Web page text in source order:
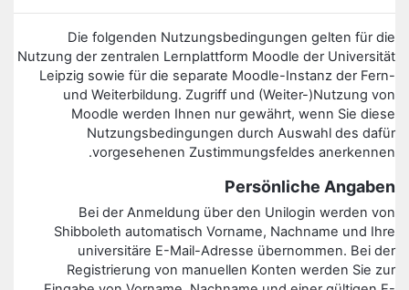
Die folgenden Nutzungsbedingungen gelten für die
Nutzung der zentralen Lernplattform Moodle der Universität
Leipzig sowie für die separate Moodle-Instanz der Fern-
und Weiterbildung. Zugriff und (Weiter-)Nutzung von
Moodle werden Ihnen nur gewährt, wenn Sie diese
Nutzungsbedingungen durch Auswahl des dafür
vorgesehenen Zustimmungsfeldes anerkennen.
Persönliche Angaben
Bei der Anmeldung über den Unilogin werden von
Shibboleth automatisch Vorname, Nachname und Ihre
universitäre E-Mail-Adresse übernommen. Bei der
Registrierung von manuellen Konten werden Sie zur